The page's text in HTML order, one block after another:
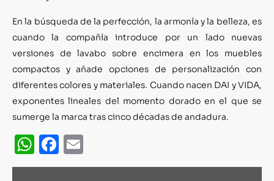
En la búsqueda de la perfección, la armonía y la belleza, es
cuando la compañía introduce por un lado nuevas
versiones de lavabo sobre encimera en los muebles
compactos y añade opciones de personalización con
diferentes colores y materiales. Cuando nacen DAI y VIDA,
exponentes lineales del momento dorado en el que se
sumerge la marca tras cinco décadas de andadura.
WhatsApp
Facebook